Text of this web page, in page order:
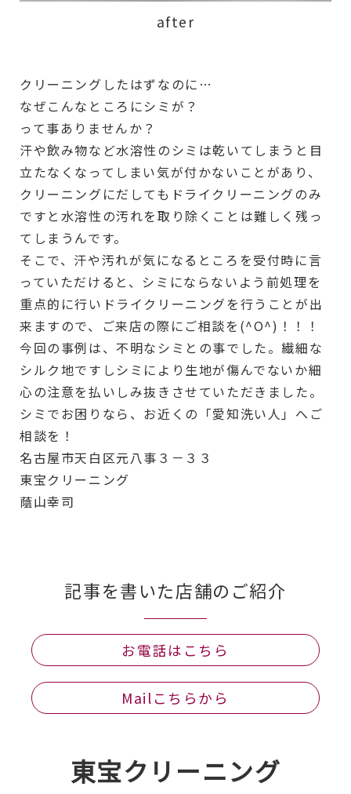
after
クリーニングしたはずなのに…
なぜこんなところにシミが？
って事ありませんか？
汗や飲み物など水溶性のシミは乾いてしまうと目
立たなくなってしまい気が付かないことがあり、
クリーニングにだしてもドライクリーニングのみ
ですと水溶性の汚れを取り除くことは難しく残っ
てしまうんです。
そこで、汗や汚れが気になるところを受付時に言
っていただけると、シミにならないよう前処理を
重点的に行いドライクリーニングを行うことが出
来ますので、ご来店の際にご相談を(^O^)！！！
今回の事例は、不明なシミとの事でした。繊細な
シルク地ですしシミにより生地が傷んでないか細
心の注意を払いしみ抜きさせていただきました。
シミでお困りなら、お近くの「愛知洗い人」へご
相談を！
名古屋市天白区元八事３－３３
東宝クリーニング
蔭山幸司
記事を書いた店舗のご紹介
お電話はこちら
Mailこちらから
東宝クリーニング